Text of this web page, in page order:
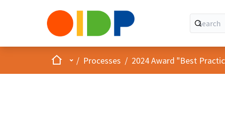
HomeMain menu
/ Processes / 2024 Award "Best